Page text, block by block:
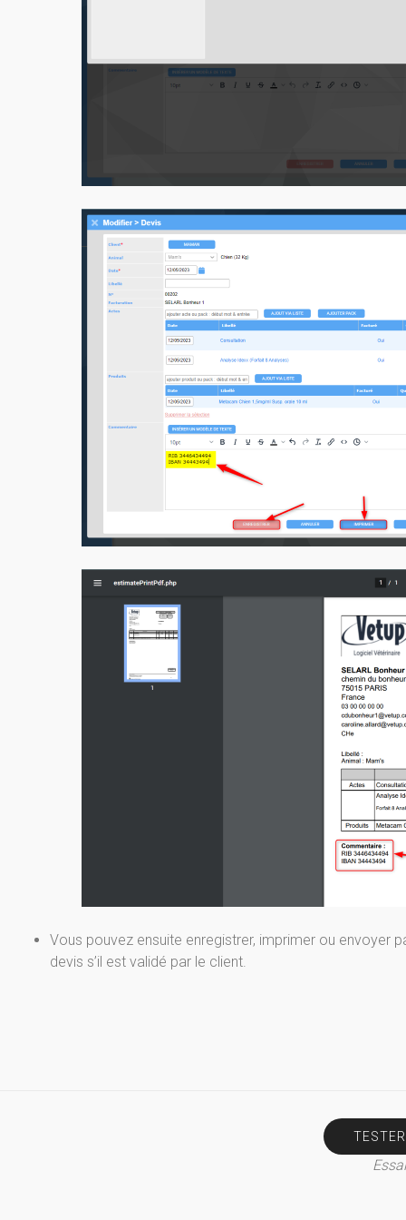
Vous pouvez ensuite enregistrer, imprimer ou envoyer
devis s’il est validé par le client.